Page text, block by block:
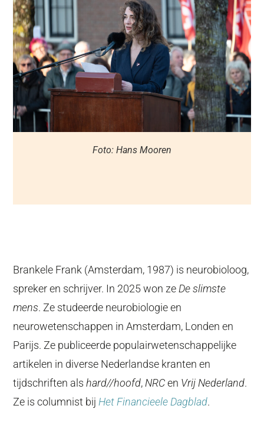
Foto: Hans Mooren
Brankele Frank (Amsterdam, 1987) is neurobioloog,
spreker en schrijver. In 2025 won ze De slimste
mens. Ze studeerde neurobiologie en
neurowetenschappen in Amsterdam, Londen en
Parijs. Ze publiceerde populairwetenschappelijke
artikelen in diverse Nederlandse kranten en
tijdschriften alshard//hoofd, NRCen Vrij Nederland.
Ze is columnist bij Het Financieele Dagblad.